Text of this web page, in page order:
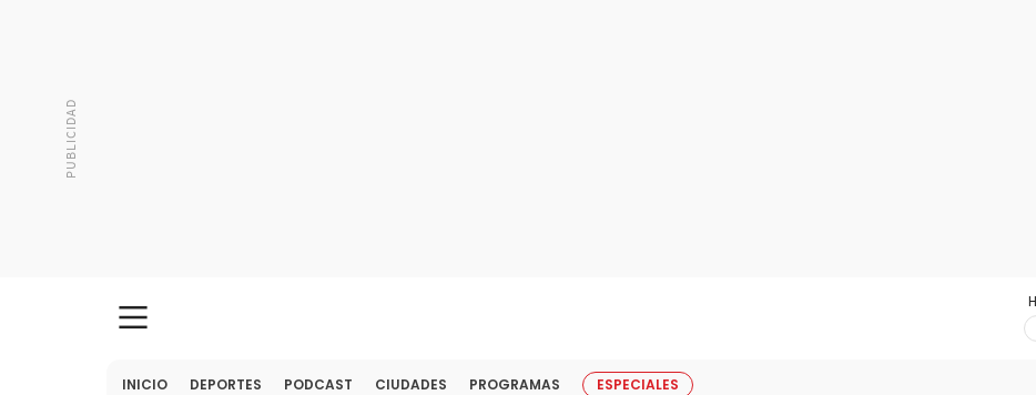
INICIO DEPORTES PODCAST CIUDADES PROGRAMAS ESPECIALES